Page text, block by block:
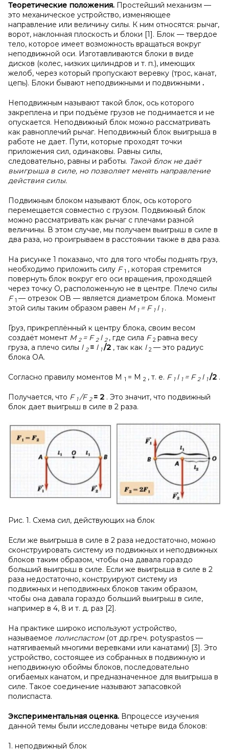
Теоретические положения. Простейший механизм —
это механическое устройство, изменяющее
направление или величину силы. К ним относятся: рычаг,
ворот, наклонная плоскость и блоки [1]. Блок — твердое
тело, которое имеет возможность вращаться вокруг
неподвижной оси. Изготавливаются блоки в виде
дисков (колес, низких цилиндров и т. п.), имеющих
желоб, через который пропускают веревку (трос, канат,
цепь). Блоки бывают неподвижными и подвижными .
Неподвижным называют такой блок, ось которого
закреплена и при подъёме грузов не поднимается и не
опускается. Неподвижный блок можно рассматривать
как равноплечий рычаг. Неподвижный блок выигрыша в
работе не дает. Пути, которые проходят точки
приложения сил, одинаковы. Равны силы,
следовательно, равны и работы. Такой блок не даёт
выигрыша в силе, но позволяет менять направление
действия силы.
Подвижным блоком называют блок, ось которого
перемещается совместно с грузом. Подвижный блок
можно рассматривать как рычаг с плечами разной
величины. В этом случае, мы получаем выигрыш в силе в
два раза, но проигрываем в расстоянии также в два раза.
На рисунке 1 показано, что для того чтобы поднять груз,
необходимо приложить силу F1 , которая стремится
повернуть блок вокруг его оси вращения, проходящей
через точку О, расположенную не в центре. Плечо силы
F1 — отрезок ОВ — является диаметром блока. Момент
этой силы таким образом равен М 1 = F 1 l 1 .
Груз, прикреплённый к центру блока, своим весом
создаёт момент М2 = F2 l 2 , где сила F2 равна весу
груза, а плечо силы l 2 = l 1/2 , так как l 2 — это радиус
блока ОА.
Согласно правилу моментов M 1 = М 2 , т. е. F 1 l 1 = F2 l 1/2 .
Получается, что F 1/F2 = 2 . Это значит, что подвижный
блок дает выигрыш в силе в 2 раза.
Рис. 1. Схема сил, действующих на блок
Если же выигрыша в силе в 2 раза недостаточно, можно
сконструировать систему из подвижных и неподвижных
блоков таким образом, чтобы она давала гораздо
больший выигрыш в силе. Если же выигрыша в силе в 2
раза недостаточно, конструируют систему из
подвижных и неподвижных блоков таким образом,
чтобы она давала гораздо больший выигрыш в силе,
например в 4, 8 и т. д. раз [2].
На практике широко используют устройство,
называемое полиспастом (от др.греч. potyspastos —
натягиваемый многими веревками или канатами) [3]. Это
устройство, состоящее из собранных в подвижную и
неподвижную обоймы блоков, последовательно
огибаемых канатом, и предназначенное для выигрыша в
силе. Такое соединение называют запасовкой
полиспаста.
Экспериментальная оценка. Впроцессе изучения
данной темы были исследованы четыре вида блоков:
1. неподвижный блок